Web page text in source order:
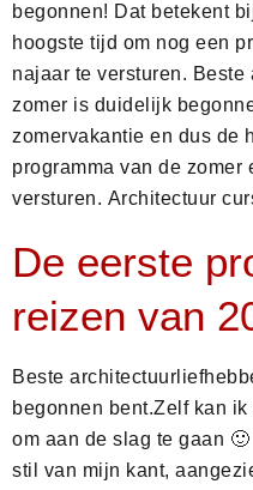
begonnen! Dat betekent
hoogste tijd om nog een
najaar te versturen.
zomer is duidelijk
zomervakantie en dus de
programma van de zomer
versturen. Architectuur
De eerste
reizen van
Beste
begonnen bent.Zelf kan
om aan de slag te gaan
stil van mijn kant,